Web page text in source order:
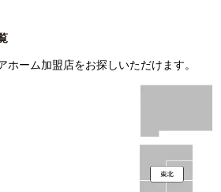
ホーム加盟店をお探しいただけます。